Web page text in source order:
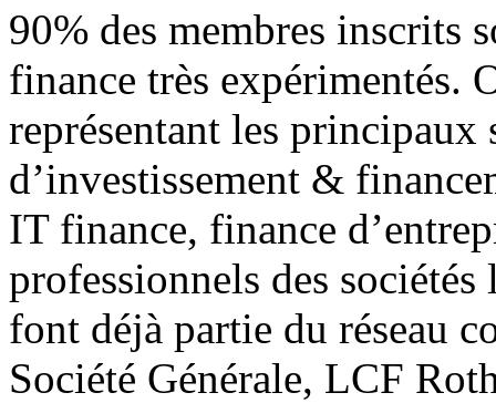
90% des membres inscrits
finance très expérimentés.
représentant les principaux
d’investissement &
IT finance, finance
professionnels des sociétés
font déjà partie du réseau
Société Générale, LCF